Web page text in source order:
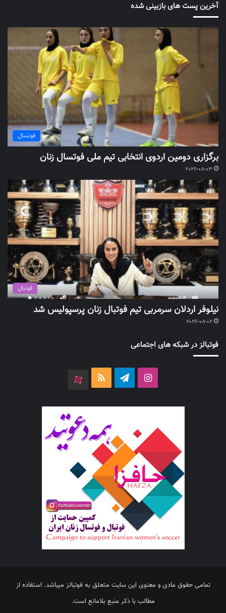
آخرین پست های بازبینی شده
فوتسال
برگزاری دومین اردوی انتخابی تیم ملی فوتسال زنان
2026-08-03
فوتبال
نیلوفر اردلان سرمربی تیم فوتبال زنان پرسپولیس شد
2026-08-02
فوتبالز در شبکه های اجتماعی
اینستاگرامتلگرام خوراک
تمامی حقوق مادی و معنوی این سایت متعلق به فوتبالز میباشد. استفاده از
مطالب با ذکر منبع بلامانع است.